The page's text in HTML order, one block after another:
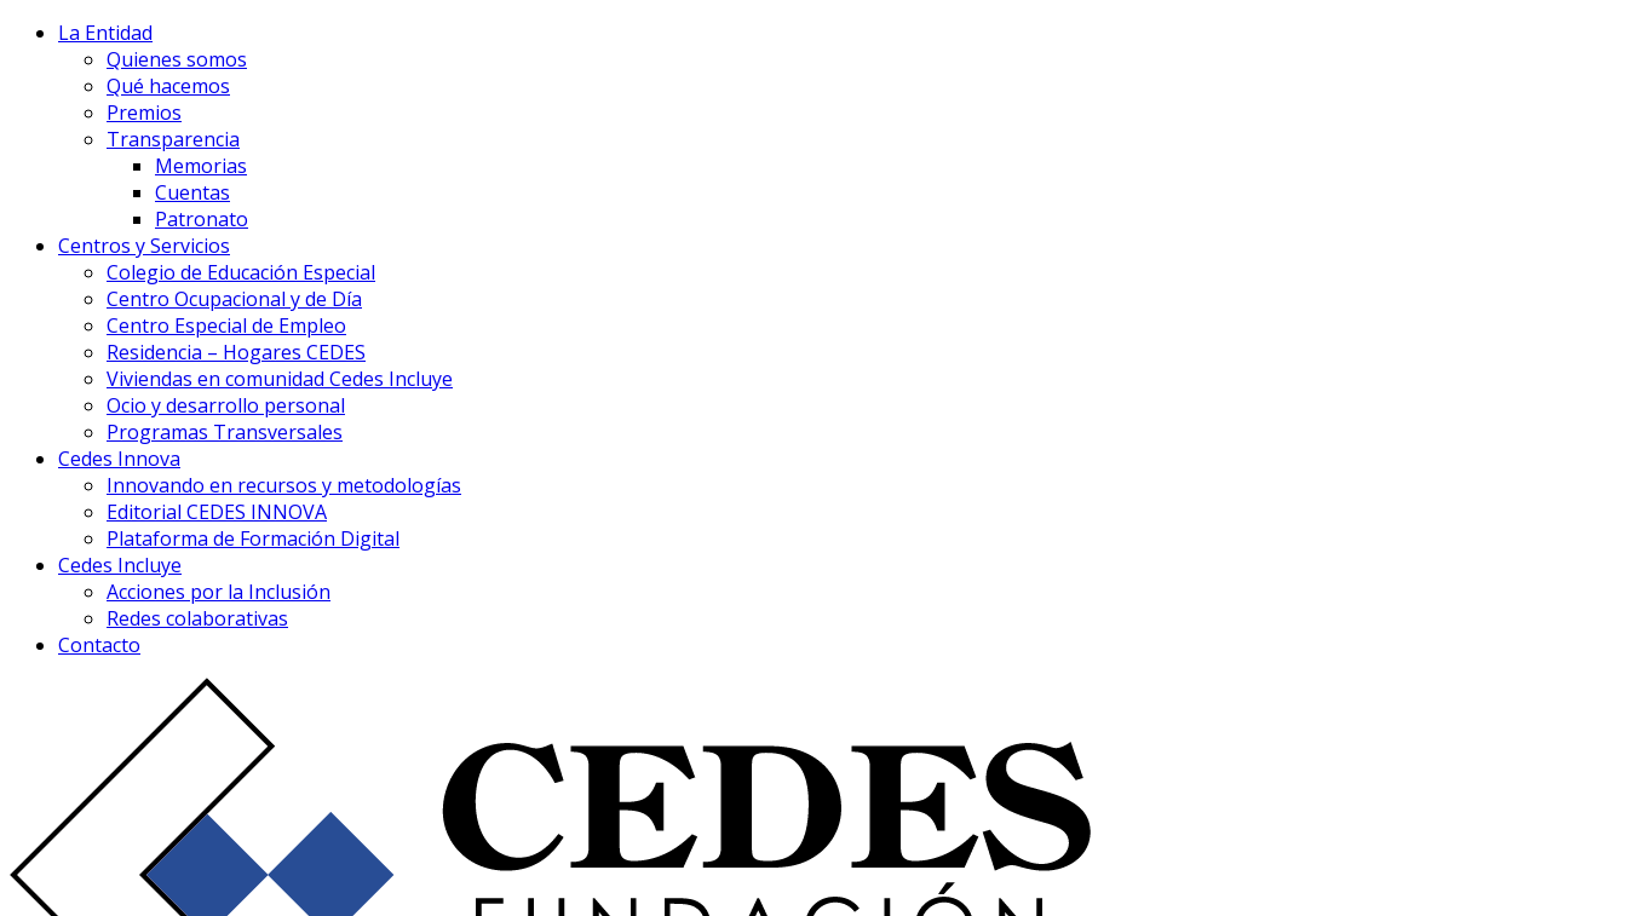
La Entidad
Quienes somos
Qué hacemos
Premios
Transparencia
Memorias
Cuentas
Patronato
Centros y Servicios
Colegio de Educación Especial
Centro Ocupacional y de Día
Centro Especial de Empleo
Residencia – Hogares CEDES
Viviendas en comunidad Cedes Incluye
Ocio y desarrollo personal
Programas Transversales
Cedes Innova
Innovando en recursos y metodologías
Editorial CEDES INNOVA
Plataforma de Formación Digital
Cedes Incluye
Acciones por la Inclusión
Redes colaborativas
Contacto